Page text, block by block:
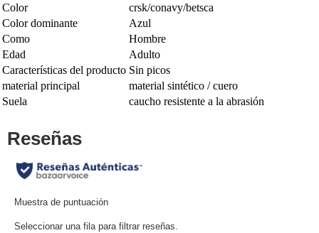
Color
crsk/conavy/betsca
Color dominante
Azul
Como
Hombre
Edad
Adulto
Características del producto Sin picos
material principal
material sintético / cuero
Suela
caucho resistente a la abrasión